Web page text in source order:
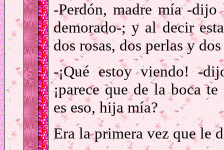
-Perdón, madre mía -dijo
demorado-; y al decir
dos rosas, dos perlas y
-¡Qué estoy viendo! -
¡parece que de la boca
es eso, hija mía?
Era la primera vez que le